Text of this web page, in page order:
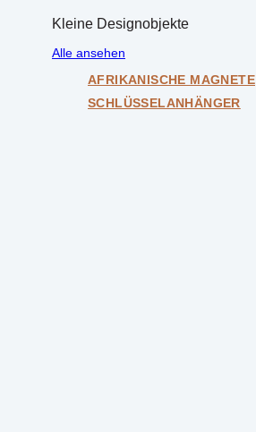
Kleine Designobjekte
Alle ansehen
AFRIKANISCHE MAGNETE
SCHLÜSSELANHÄNGER